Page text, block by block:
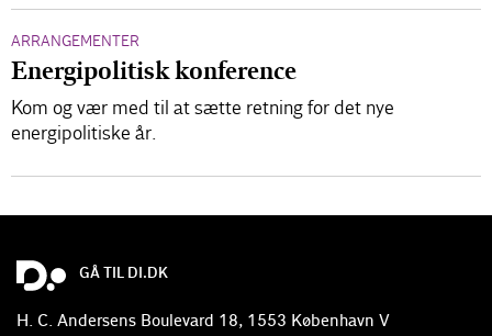
ARRANGEMENTER
Energipolitisk konference
Kom og vær med til at sætte retning for det nye
energipolitiske år.
GÅ TIL DI.DK
H. C. Andersens Boulevard 18, 1553 København V